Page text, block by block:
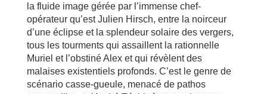
la fluide image gérée par l’immense chef-
opérateur qu’est Julien Hirsch, entre la noirceur
d’une éclipse et la splendeur solaire des vergers,
tous les tourments qui assaillent la rationnelle
Muriel et l’obstiné Alex et qui révèlent des
malaises existentiels profonds. C’est le genre de
scénario casse-gueule, menacé de pathos